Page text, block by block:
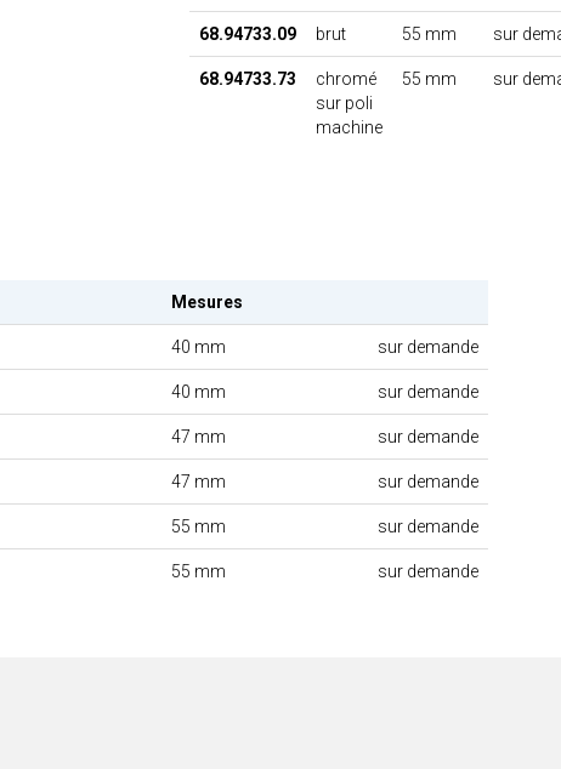
68.94733.09 brut 55 mm sur
68.94733.73
chromé
sur poli
machine
55 mm sur
Mesures
40 mm sur demande
40 mm sur demande
47 mm sur demande
47 mm sur demande
55 mm sur demande
55 mm sur demande